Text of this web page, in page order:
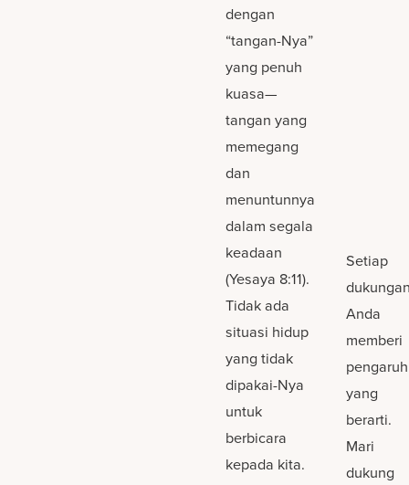
dengan
“tangan-Nya”
yang penuh
kuasa—
tangan yang
memegang
dan
menuntunnya
dalam segala
keadaan
(Yesaya 8:11).
Tidak ada
situasi hidup
yang tidak
dipakai-Nya
untuk
berbicara
kepada kita.
Setiap
Anda
memberi
pengaruh
yang
berarti.
Mari
dukung